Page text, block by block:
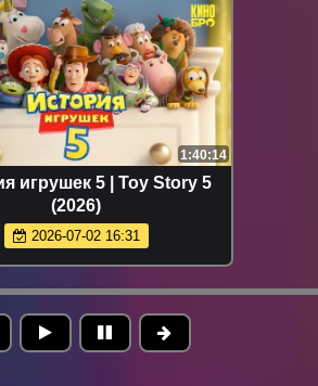
1:40:14
игрушек 5 | Toy Story 5
(2026)
2026-07-02 16:31